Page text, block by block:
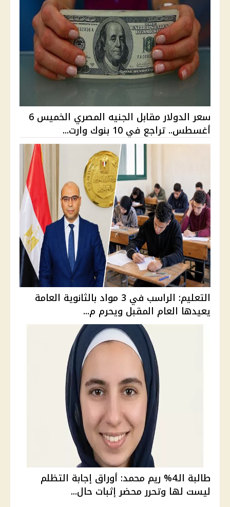
سعر الدولار مقابل الجنيه المصري الخميس 6
أغسطس.. تراجع في 10 بنوك وارت...
التعليم: الراسب في 3 مواد بالثانوية العامة
يعيدها العام المقبل ويحرم م...
طالبة الـ4% ريم محمد: أوراق إجابة التظلم
ليست لها وتحرر محضر إثبات حال...